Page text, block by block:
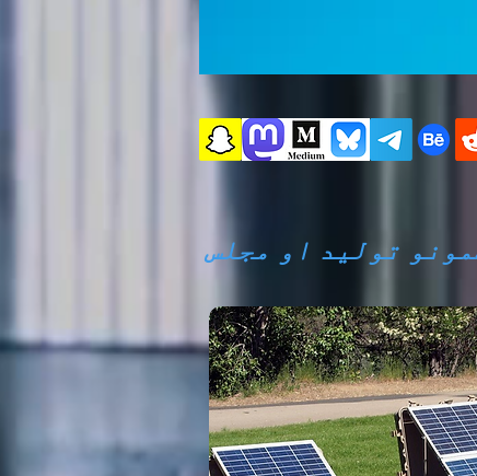
تولید او مجلس